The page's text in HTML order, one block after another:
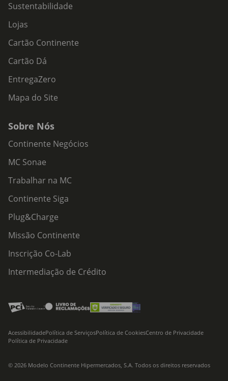
Sustentabilidade
Lojas
Cartão Continente
Cartão Dá
EntregaZero
Mapa do Site
Sobre Nós
Continente Negócios
MC Sonae
Trabalhar na MC
Continente Siga
Plug&Charge
Missão Continente
Inscrição Co-Lab
Intermediação de Crédito
© 2026 Modelo Continente Hipermercados, S.A. Todos os direitos reservados
AcessibilidadePolítica de ServiçosPolítica de CookiesCentro de Privacidade
Política de Privacidade